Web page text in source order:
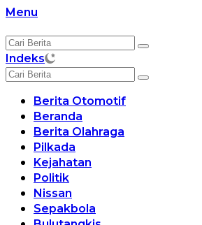
Langsung
konten
Menu
Indeks
Berita Otomotif
Beranda
Berita Olahraga
Pilkada
Kejahatan
Politik
Nissan
Sepakbola